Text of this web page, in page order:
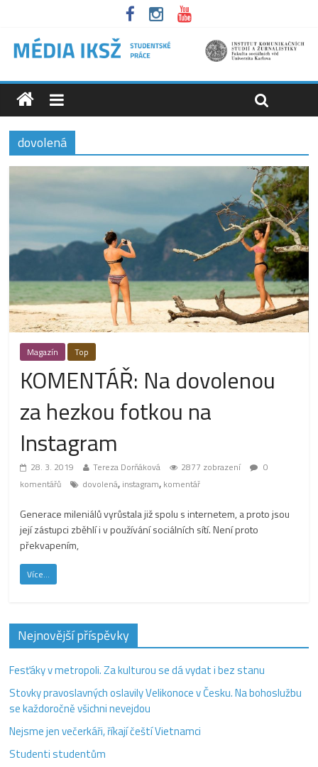
dovolená
Magazín Top
KOMENTÁŘ: Na dovolenou
za hezkou fotkou na
Instagram
28. 3. 2019 Tereza Dorňáková 2877 zobrazení
0
komentářů
dovolená, instagram, komentář
Generace mileniálů vyrůstala již spolu s internetem, a proto jsou
její zástupci zběhlí i v používání sociálních sítí. Není proto
překvapením,
Více...
Nejnovější příspěvky
Fesťáky v metropoli. Za kulturou se dá vydat i bez stanu
Stovky pravoslavných oslavily Velikonoce v Česku. Na bohoslužbu
se každoročně všichni nevejdou
Nejsme jen večerkáři, říkají čeští Vietnamci
Studenti studentům